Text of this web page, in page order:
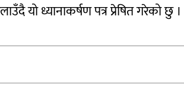
यो ध्यानाकर्षण पत्र प्रेषित गरेको छु ।